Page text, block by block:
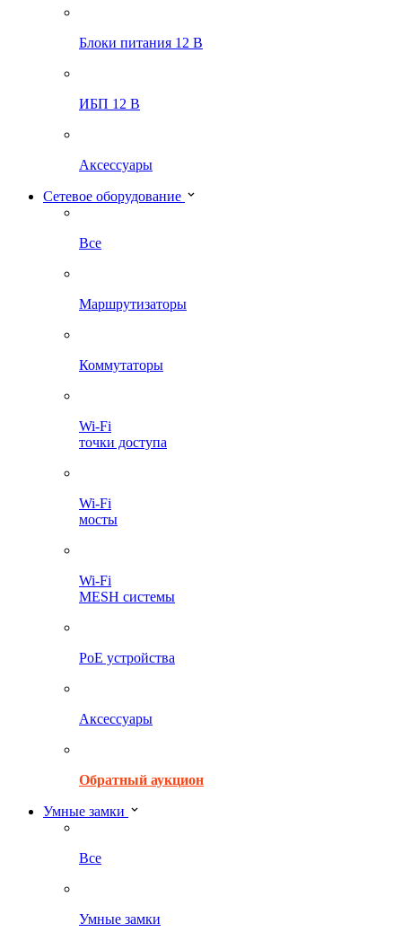
Блоки питания 12 В
ИБП 12 В
Аксессуары
Сетевое оборудование
Все
Маршрутизаторы
Коммутаторы
Wi-Fi
точки доступа
Wi-Fi
мосты
Wi-Fi
MESH системы
PoE устройства
Аксессуары
Обратный аукцион
Умные замки
Все
Умные замки